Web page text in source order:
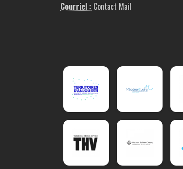
Courriel : Contact Mail